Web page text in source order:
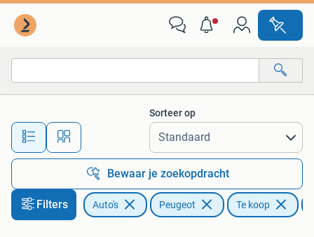
Alle afstanden…
Sorteer op
Bewaar je zoekopdracht
Filters Auto's Peugeot Te koop